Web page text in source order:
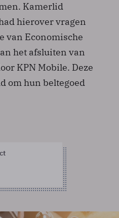
Kamerlid
hierover vragen
van Economische
het afsluiten van
KPN Mobile. Deze
om hun beltegoed